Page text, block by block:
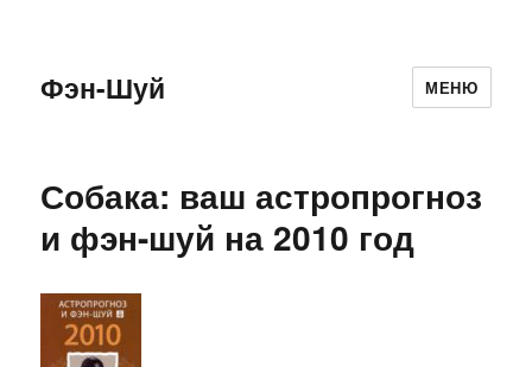
Фэн-Шуй МЕНЮ
Собака: ваш астропрогноз
и фэн-шуй на 2010 год